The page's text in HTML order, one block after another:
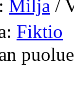
Milja /
Fiktio